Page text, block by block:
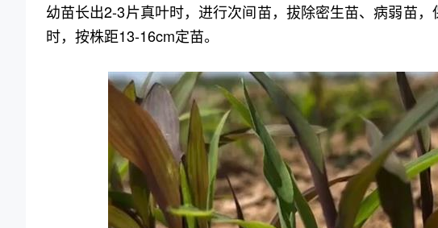
幼苗长出2-3片真叶时，进行次间苗，拔除密生苗、病弱苗
时，按株距13-16cm定苗。